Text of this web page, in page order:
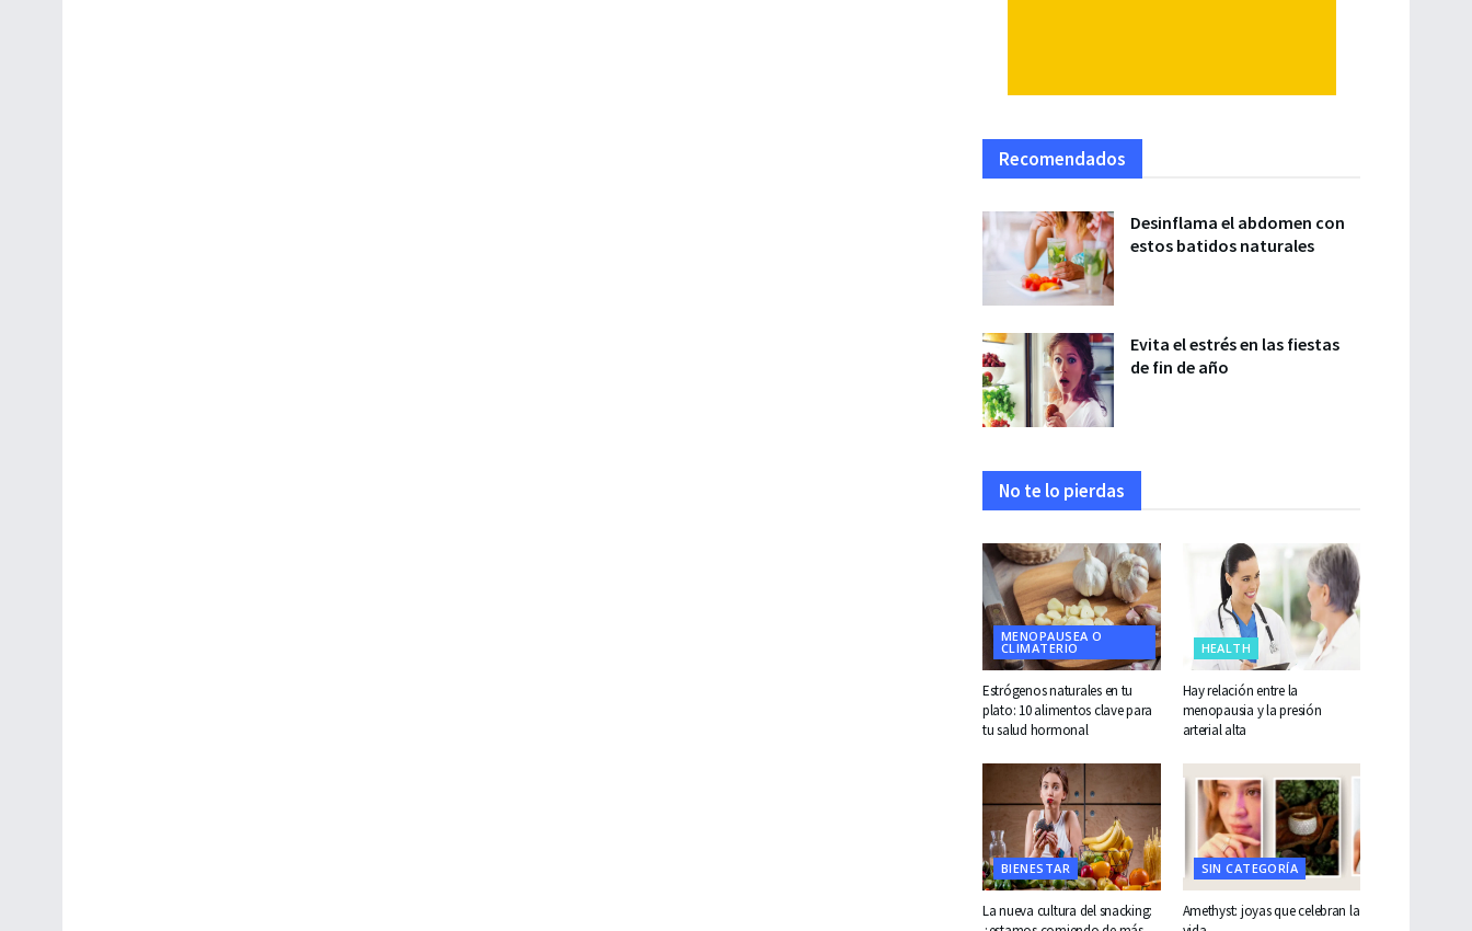
Recomendados
Desinflama el abdomen con
estos batidos naturales
Evita el estrés en las fiestas
de fin de año
No te lo pierdas
MENOPAUSEA O
CLIMATERIO
Estrógenos naturales en tu
plato: 10 alimentos clave para
tu salud hormonal
HEALTH
Hay relación entre la
menopausia y la presión
arterial alta
BIENESTAR
La nueva cultura del snacking:
SIN CATEGORÍA
Amethyst: joyas que celebran la